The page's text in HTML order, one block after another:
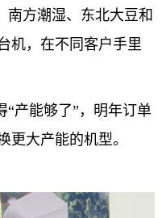
南方潮湿、东北大豆和
，在不同客户手里
产能够了”，明年订单
更大产能的机型。